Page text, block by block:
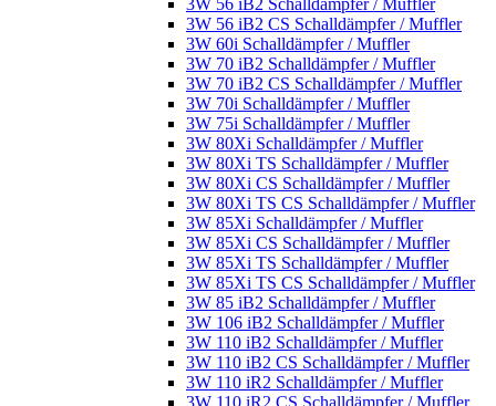
3W 56 iB2 CS Schalldämpfer / Muffler
3W 60i Schalldämpfer / Muffler
3W 70 iB2 Schalldämpfer / Muffler
3W 70 iB2 CS Schalldämpfer / Muffler
3W 70i Schalldämpfer / Muffler
3W 75i Schalldämpfer / Muffler
3W 80Xi Schalldämpfer / Muffler
3W 80Xi TS Schalldämpfer / Muffler
3W 80Xi CS Schalldämpfer / Muffler
3W 80Xi TS CS Schalldämpfer / Muffler
3W 85Xi Schalldämpfer / Muffler
3W 85Xi CS Schalldämpfer / Muffler
3W 85Xi TS Schalldämpfer / Muffler
3W 85Xi TS CS Schalldämpfer / Muffler
3W 85 iB2 Schalldämpfer / Muffler
3W 106 iB2 Schalldämpfer / Muffler
3W 110 iB2 Schalldämpfer / Muffler
3W 110 iB2 CS Schalldämpfer / Muffler
3W 110 iR2 Schalldämpfer / Muffler
3W 110 iR2 CS Schalldämpfer / Muffler